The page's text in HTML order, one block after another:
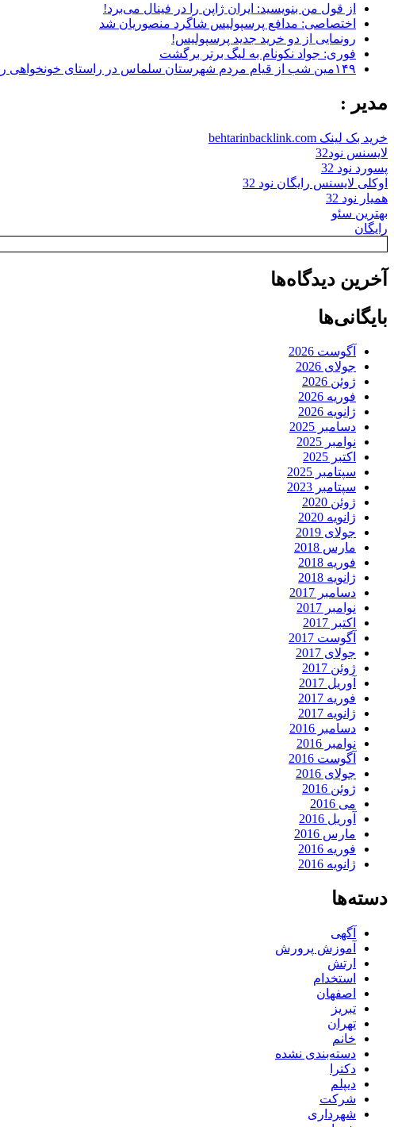
از قول من بنویسید: ایران ژاپن را در فینال می‌برد!
اختصاصی: مدافع پرسپولیس شاگرد منصوریان شد
رونمایی از دو خرید جدید پرسپولیس!
فوری: جواد نکونام به لیگ برتر برگشت
۱۴۹مین شب از قیام مردم شهرستان سلماس در راستای خونخواهی رهبر شهید + تصاویر
مدیر :
خرید بک لینک behtarinbacklink.com
لایسنس نود32
پسورد نود 32
اوکلی لایسنس رایگان نود 32
همیار نود 32
بهترین سئو
رایگان
آخرین دیدگاه‌ها
بایگانی‌ها
آگوست 2026
جولای 2026
ژوئن 2026
فوریه 2026
ژانویه 2026
دسامبر 2025
نوامبر 2025
اکتبر 2025
سپتامبر 2025
سپتامبر 2023
ژوئن 2020
ژانویه 2020
جولای 2019
مارس 2018
فوریه 2018
ژانویه 2018
دسامبر 2017
نوامبر 2017
اکتبر 2017
آگوست 2017
جولای 2017
ژوئن 2017
آوریل 2017
فوریه 2017
ژانویه 2017
دسامبر 2016
نوامبر 2016
آگوست 2016
جولای 2016
ژوئن 2016
می 2016
آوریل 2016
مارس 2016
فوریه 2016
ژانویه 2016
دسته‌ها
آگهی
آموزش پرورش
ارتش
استخدام
اصفهان
تبریز
تهران
خانم
دسته‌بندی نشده
دکترا
دیپلم
شرکت
شهرداری